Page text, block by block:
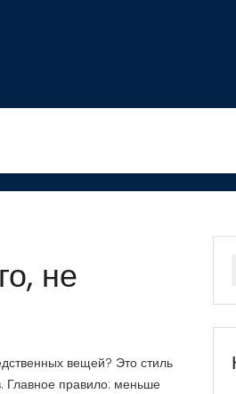
не
вещей? Это стиль
Главное правило: меньше